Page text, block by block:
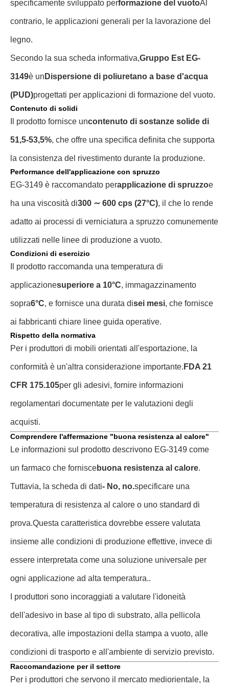
specificamente sviluppato performazione del vuotoAl
contrario, le applicazioni generali per la lavorazione del
legno.
Secondo la sua scheda informativa,Gruppo Est EG-
3149è un Dispersione di poliuretano a base d'acqua
(PUD)progettati per applicazioni di formazione del vuoto.
Contenuto di solidi
Il prodotto fornisce uncontenuto di sostanze solide di
51,5-53,5%, che offre una specifica definita che supporta
la consistenza del rivestimento durante la produzione.
Performance dell'applicazione con spruzzo
EG-3149 è raccomandato perapplicazione di spruzzoe
ha una viscosità di300 ∼ 600 cps (27°C), il che lo rende
adatto ai processi di verniciatura a spruzzo comunemente
utilizzati nelle linee di produzione a vuoto.
Condizioni di esercizio
Il prodotto raccomanda una temperatura di
applicazionesuperiore a 10°C, immagazzinamento
sopra6°C, e fornisce una durata disei mesi, che fornisce
ai fabbricanti chiare linee guida operative.
Rispetto della normativa
Per i produttori di mobili orientati all'esportazione, la
conformità è un'altra considerazione importante. FDA 21
CFR 175.105per gli adesivi, fornire informazioni
regolamentari documentate per le valutazioni degli
acquisti.
Comprendere l'affermazione "buona resistenza al calore"
Le informazioni sul prodotto descrivono EG-3149 come
un farmaco che forniscebuona resistenza al calore.
Tuttavia, la scheda di dati- No, no.specificare una
temperatura di resistenza al calore o uno standard di
prova.Questa caratteristica dovrebbe essere valutata
insieme alle condizioni di produzione effettive, invece di
essere interpretata come una soluzione universale per
ogni applicazione ad alta temperatura..
I produttori sono incoraggiati a valutare l'idoneità
dell'adesivo in base al tipo di substrato, alla pellicola
decorativa, alle impostazioni della stampa a vuoto, alle
condizioni di trasporto e all'ambiente di servizio previsto.
Raccomandazione per il settore
Per i produttori che servono il mercato mediorientale, la